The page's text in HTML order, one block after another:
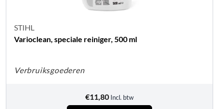
STIHL
Varioclean, speciale reiniger, 500 ml
Verbruiksgoederen
€11,80 Incl. btw